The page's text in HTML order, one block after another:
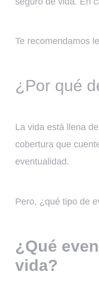
Te recomendamos
¿Por qué
La vida está llena
cobertura que
eventualidad.
Pero, ¿qué tipo de
¿Qué
vida?